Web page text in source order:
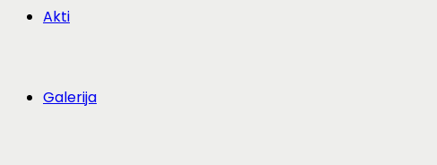
Akti
Galerija